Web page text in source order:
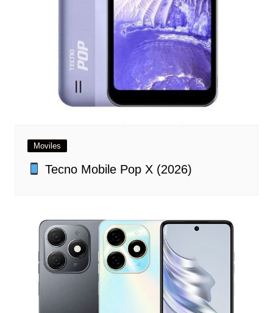
Moviles
Tecno Mobile Pop X (2026)